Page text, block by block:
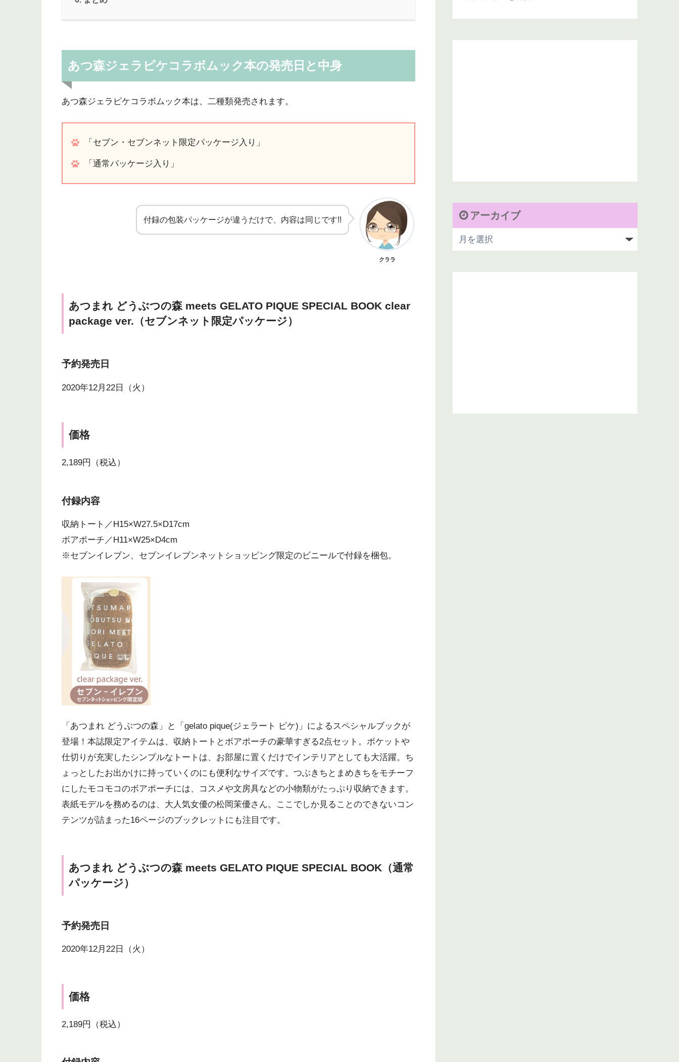
あつ森ジェラピケコラボムック本の発売日と中身
あつ森ジェラピケコラボムック本は、二種類発売されます。
「セブン・セブンネット限定パッケージ入り」
「通常パッケージ入り」
付録の包装パッケージが違うだけで、内容は同じです!!
クララ
あつまれ どうぶつの森 meets GELATO PIQUE SPECIAL BOOK clear
package ver.（セブンネット限定パッケージ）
予約発売日
2020年12月22日（火）
価格
2,189円（税込）
付録内容
収納トート／H15×W27.5×D17cm
ボアポーチ／H11×W25×D4cm
※セブンイレブン、セブンイレブンネットショッピング限定のビニールで付録を梱包。
「あつまれ どうぶつの森」と「gelato pique(ジェラート ピケ)」によるスペシャルブックが
登場！本誌限定アイテムは、収納トートとボアポーチの豪華すぎる2点セット。ポケットや
仕切りが充実したシンプルなトートは、お部屋に置くだけでインテリアとしても大活躍。ち
ょっとしたお出かけに持っていくのにも便利なサイズです。つぶきちとまめきちをモチーフ
にしたモコモコのボアポーチには、コスメや文房具などの小物類がたっぷり収納できます。
表紙モデルを務めるのは、大人気女優の松岡茉優さん。ここでしか見ることのできないコン
テンツが詰まった16ページのブックレットにも注目です。
あつまれ どうぶつの森 meets GELATO PIQUE SPECIAL BOOK（通常
パッケージ）
予約発売日
2020年12月22日（火）
価格
2,189円（税込）
アーカイブ